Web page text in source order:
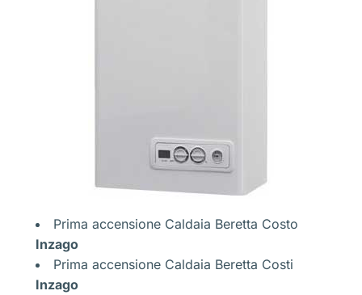
Prima accensione Caldaia Beretta Costo
Inzago
Prima accensione Caldaia Beretta Costi
Inzago